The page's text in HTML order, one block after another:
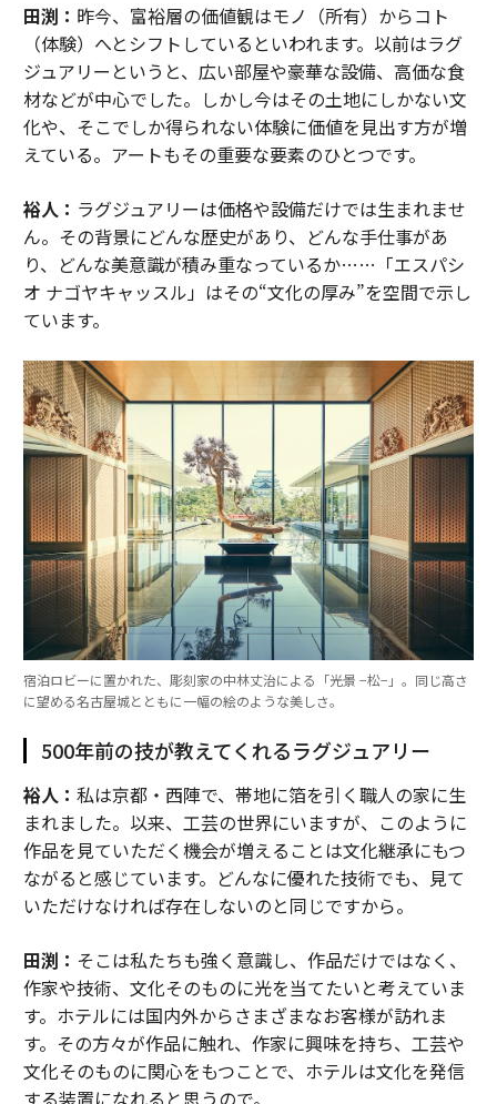
田渕： 昨今、富裕層の価値観はモノ（所有）からコト
（体験）へとシフトしているといわれます。以前はラグ
ジュアリーというと、広い部屋や豪華な設備、高価な食
材などが中心でした。しかし今はその土地にしかない文
化や、そこでしか得られない体験に価値を見出す方が増
えている。アートもその重要な要素のひとつです。
裕人： ラグジュアリーは価格や設備だけでは生まれませ
ん。その背景にどんな歴史があり、どんな手仕事があ
り、どんな美意識が積み重なっているか……「エスパシ
オ ナゴヤキャッスル」はその“文化の厚み”を空間で示し
ています。
宿泊ロビーに置かれた、彫刻家の中林丈治による「光景 −松−」。同じ高さ
に望める名古屋城とともに一幅の絵のような美しさ。
500年前の技が教えてくれるラグジュアリー
裕人： 私は京都・西陣で、帯地に箔を引く職人の家に生
まれました。以来、工芸の世界にいますが、このように
作品を見ていただく機会が増えることは文化継承にもつ
ながると感じています。どんなに優れた技術でも、見て
いただけなければ存在しないのと同じですから。
田渕： そこは私たちも強く意識し、作品だけではなく、
作家や技術、文化そのものに光を当てたいと考えていま
す。ホテルには国内外からさまざまなお客様が訪れま
す。その方々が作品に触れ、作家に興味を持ち、工芸や
文化そのものに関心をもつことで、ホテルは文化を発信